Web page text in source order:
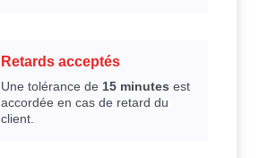
Retards acceptés
Une tolérance de 15 minutes est
accordée en cas de retard du
client.